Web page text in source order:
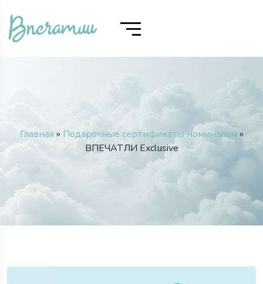
Главная » Подарочные сертификаты номиналом »
ВПЕЧАТЛИ Exclusive